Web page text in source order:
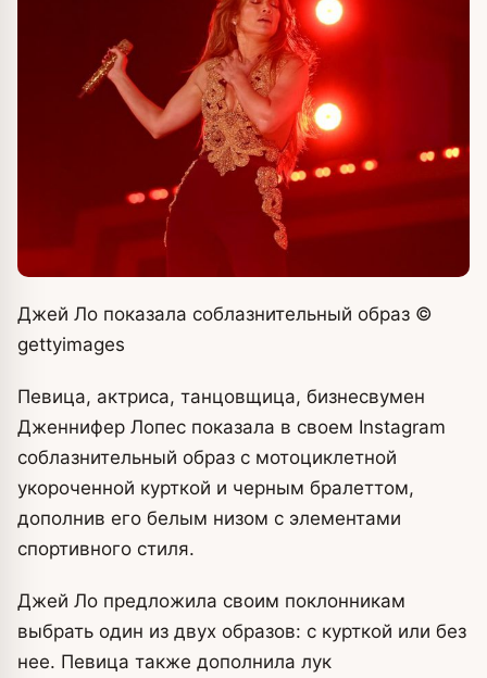
Джей Ло показала соблазнительный образ ©
gettyimages
Певица, актриса, танцовщица, бизнесвумен
Дженнифер Лопес показала в своем Instagram
соблазнительный образ с мотоциклетной
укороченной курткой и черным бралеттом,
дополнив его белым низом с элементами
спортивного стиля.
Джей Ло предложила своим поклонникам
выбрать один из двух образов: с курткой или без
нее. Певица также дополнила лук